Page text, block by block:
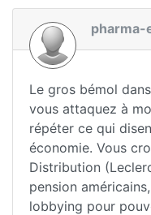
pharma-
Le gros bémol
vous attaquez à
répéter ce qui
économie. Vous
Distribution
pension
lobbying pour